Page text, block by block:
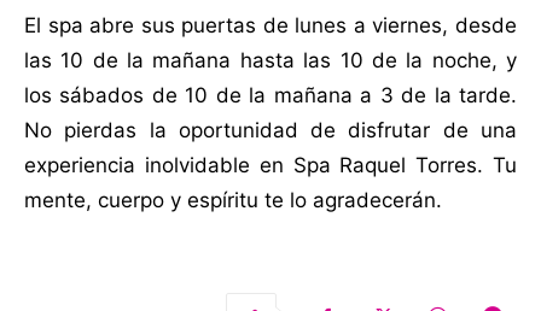
El spa abre sus puertas de lunes a viernes, desde
las 10 de la mañana hasta las 10 de la noche, y
los sábados de 10 de la mañana a 3 de la tarde.
No pierdas la oportunidad de disfrutar de una
experiencia inolvidable en Spa Raquel Torres. Tu
mente, cuerpo y espíritu te lo agradecerán.